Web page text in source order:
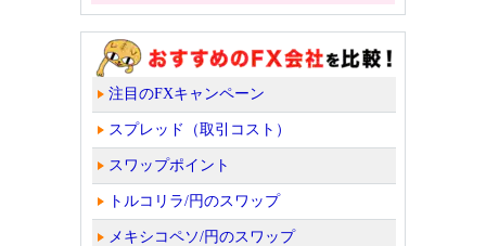
注目のFXキャンペーン
スプレッド（取引コスト）
スワップポイント
トルコリラ/円のスワップ
メキシコペソ/円のスワップ